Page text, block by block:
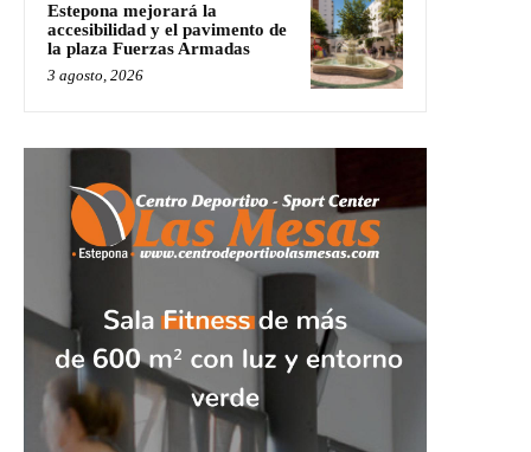
Estepona mejorará la
accesibilidad y el pavimento de
la plaza Fuerzas Armadas
3 agosto, 2026